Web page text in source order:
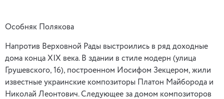
Особняк Полякова
Напротив Верховной Рады выстроились в ряд доходные
дома конца XIX века. В здании в стиле модерн (улица
Грушевского, 16), построенном Иосифом Зекцером, жили
известные украинские композиторы Платон Майборода и
Николай Леонтович. Следующее за домом композиторов